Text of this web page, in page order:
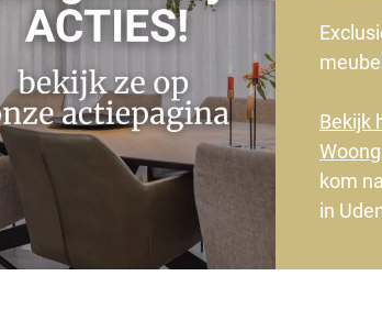
Bekijk
kom
in